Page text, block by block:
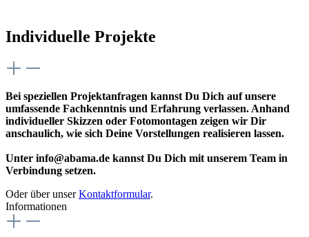
Individuelle Projekte
Bei speziellen Projektanfragen kannst Du Dich auf unsere
umfassende Fachkenntnis und Erfahrung verlassen. Anhand
individueller Skizzen oder Fotomontagen zeigen wir Dir
anschaulich, wie sich Deine Vorstellungen realisieren lassen.
Unter info@abama.de kannst Du Dich mit unserem Team in
Verbindung setzen.
Oder über unserKontaktformular.
Informationen